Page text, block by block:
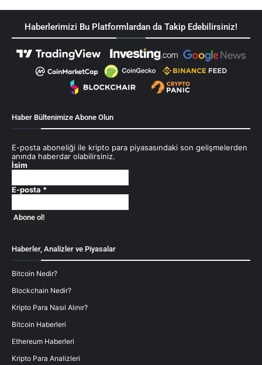
Haberlerimizi Bu Platformlardan da Takip Edebilirsiniz!
Haber Bültenimize Abone Olun
E-posta aboneliği ile kripto para piyasasındaki son gelişmelerden
anında haberdar olabilirsiniz.
İsim
E-posta *
Haberler, Analizler ve Piyasalar
Bitcoin Nedir?
Blockchain Nedir?
Kripto Para Nasıl Alınır?
Bitcoin Haberleri
Ethereum Haberleri
Kripto Para Analizleri